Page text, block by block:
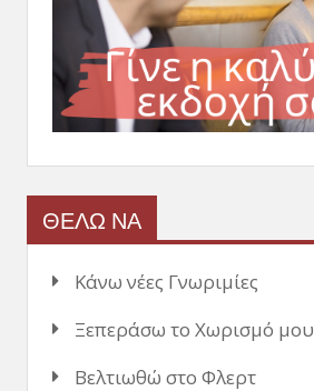
ΘΕΛΩ ΝΑ
Κάνω νέες Γνωριμίες
Ξεπεράσω το Χωρισμό μου
Βελτιωθώ στο Φλερτ